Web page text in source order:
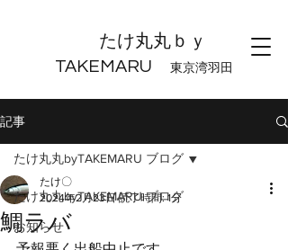
たけ丸丸ｂｙ
TAKEMARU
東京湾羽田
記事
たけ丸丸byTAKEMARU ブログ
お知らせ
たけ丸丸byTAKEMARU ブログ
鯛ラバ
たけ〇
2024年2月23日 読了時間: 1分